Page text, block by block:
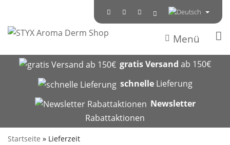
Menü
gratis Versand ab 150€
schnelleLieferung
Newsletter
Rabattaktionen
Startseite » Lieferzeit